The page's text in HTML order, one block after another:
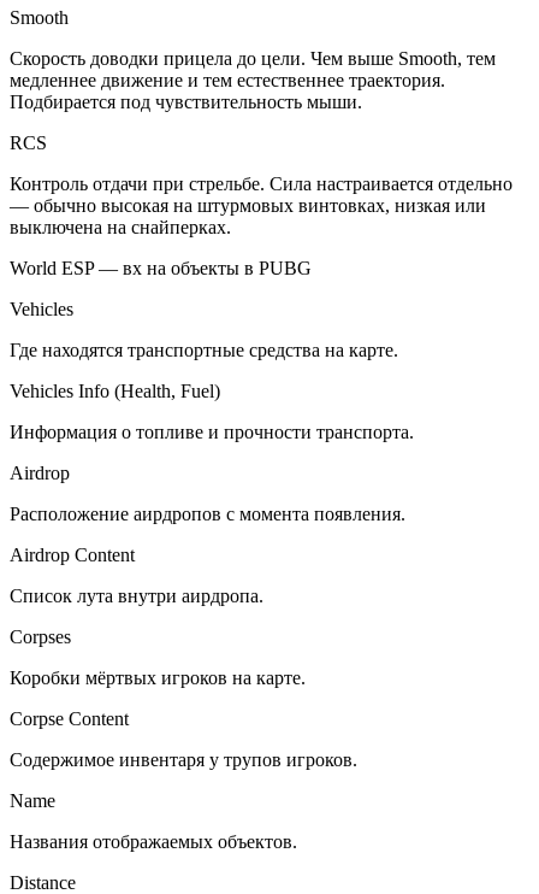
Smooth
Скорость доводки прицела до цели. Чем выше Smooth, тем
медленнее движение и тем естественнее траектория.
Подбирается под чувствительность мыши.
RCS
Контроль отдачи при стрельбе. Сила настраивается отдельно
— обычно высокая на штурмовых винтовках, низкая или
выключена на снайперках.
World ESP — вх на объекты в PUBG
Vehicles
Где находятся транспортные средства на карте.
Vehicles Info (Health, Fuel)
Информация о топливе и прочности транспорта.
Airdrop
Расположение аирдропов с момента появления.
Airdrop Content
Список лута внутри аирдропа.
Corpses
Коробки мёртвых игроков на карте.
Corpse Content
Содержимое инвентаря у трупов игроков.
Name
Названия отображаемых объектов.
Distance